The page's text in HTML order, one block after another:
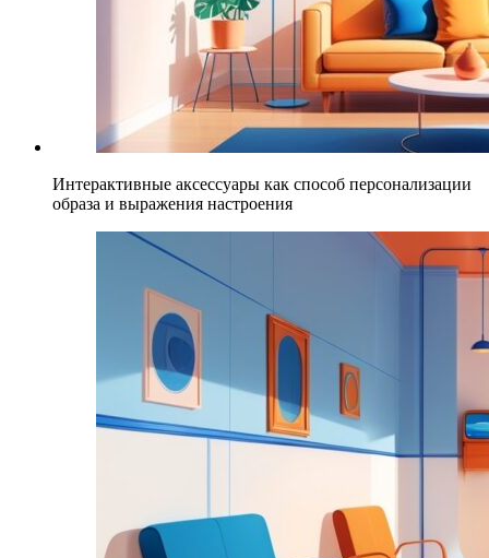
Интерактивные аксессуары как способ персонализации
образа и выражения настроения